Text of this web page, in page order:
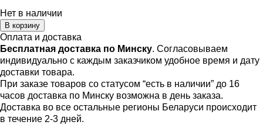
Нет в наличии
В корзину
Оплата и доставка
Бесплатная доставка по Минску. Согласовываем
индивидуально с каждым заказчиком удобное время и дату
доставки товара.
При заказе товаров со статусом “есть в наличии” до 16
часов доставка по Минску возможна в день заказа.
Доставка во все остальные регионы Беларуси происходит
в течение 2-3 дней.